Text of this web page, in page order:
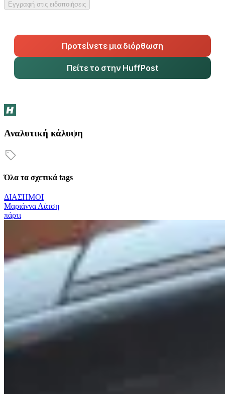
Εγγραφή στις ειδοποιήσεις
Προτείνετε μια διόρθωση
Πείτε το στην HuffPost
Αναλυτική κάλυψη
Όλα τα σχετικά tags
ΔΙΑΣΗΜΟΙ
Μαριάννα Λάτση
πάρτι